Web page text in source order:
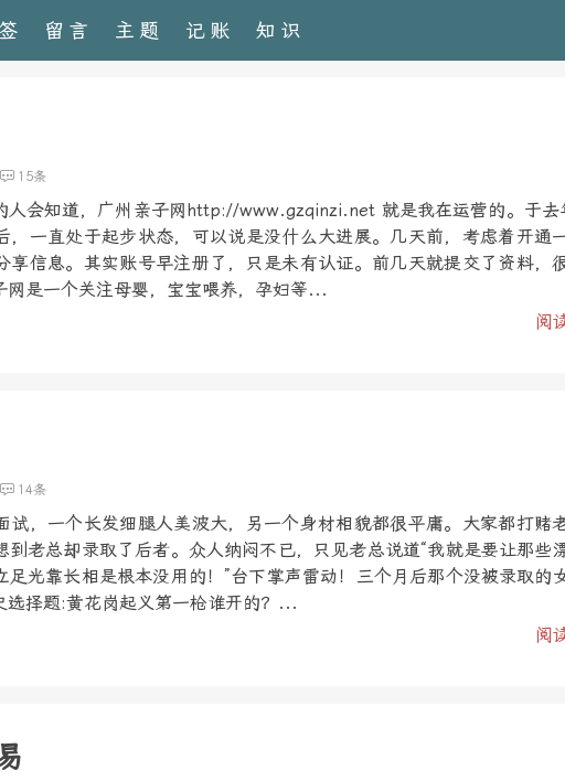
留言 主题 记账 知识
15条
人会知道，广州亲子网http://www.gzqinzi.net 就是我在运营的。于去
，一直处于起步状态，可以说是没什么大进展。几天前，考虑着开通
享信息。其实账号早注册了，只是未有认证。前几天就提交了资料，
网是一个关注母婴，宝宝喂养，孕妇等...
阅
14条
试，一个长发细腿人美波大，另一个身材相貌都很平庸。大家都打赌
到老总却录取了后者。众人纳闷不已，只见老总说道“我就是要让那些
足光靠长相是根本没用的！”台下掌声雷动！三个月后那个没被录取的
选择题:黄花岗起义第一枪谁开的？...
阅